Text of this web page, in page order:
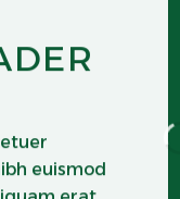
euismod